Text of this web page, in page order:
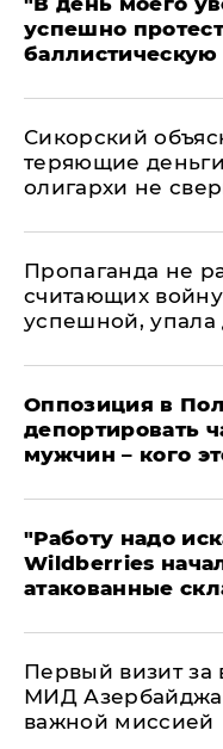
успешно
Сикорский
теряющие
олигархи не
​Пропаганда не
считающих
успешной,
Оппозиция в
депортировать
мужчин – кого
"Работу надо
Wildberries
атакованные
Первый визит за
МИД
важной миссией